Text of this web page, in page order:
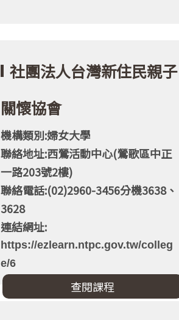
社團法人台灣新住民親子
關懷協會
機構類別:婦女大學
聯絡地址:西鶯活動中心(鶯歌區中正
一路203號2樓)
聯絡電話:(02)2960-3456分機3638、
3628
連結網址:
https://ezlearn.ntpc.gov.tw/colleg
e/6